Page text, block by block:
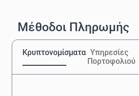
Μέθοδοι Πληρωμής
Κρυπτονομίσματα Υπηρεσίες
Πορτοφολιού